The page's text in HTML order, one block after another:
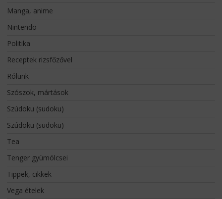
Manga, anime
Nintendo
Politika
Receptek rizsfőzővel
Rólunk
Szószok, mártások
Szúdoku (sudoku)
Szúdoku (sudoku)
Tea
Tenger gyümölcsei
Tippek, cikkek
Vega ételek